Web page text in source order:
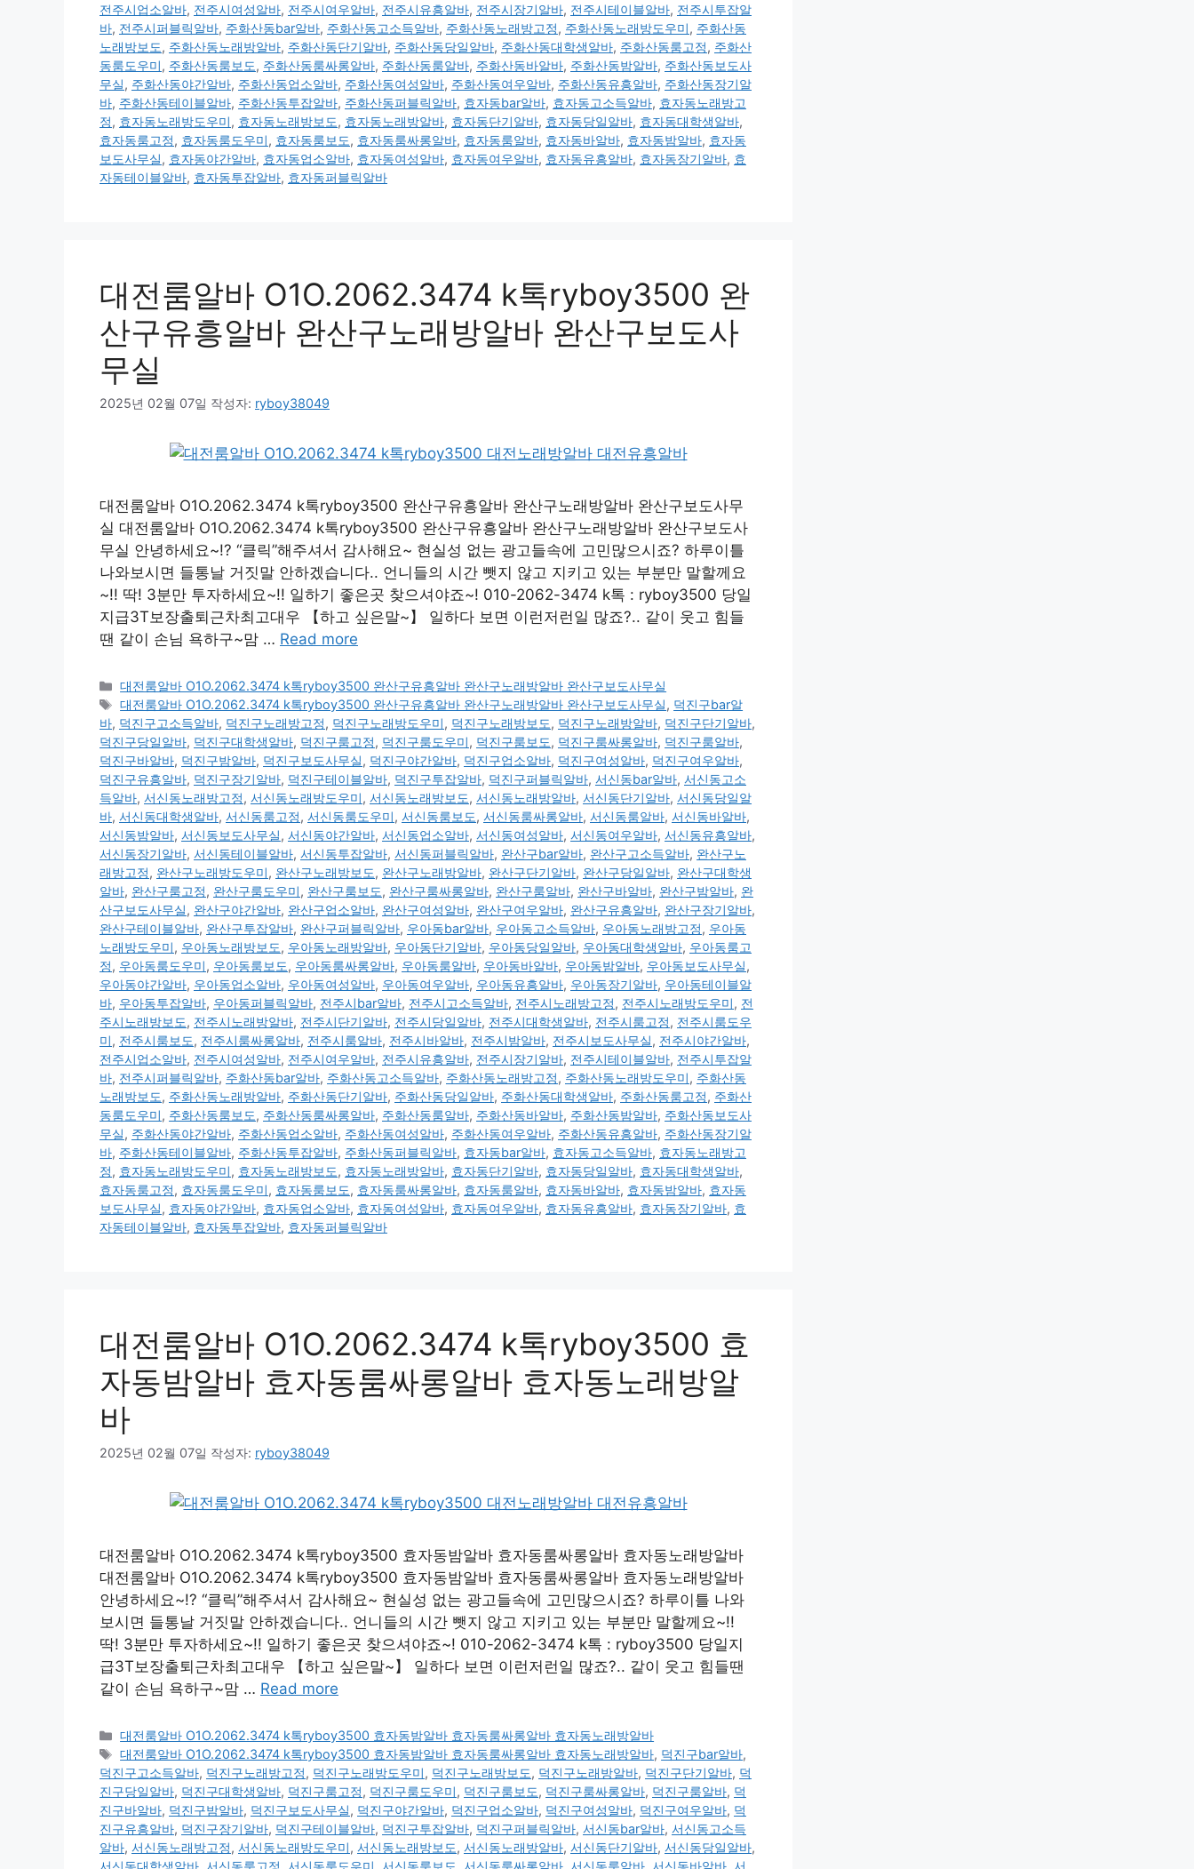
전주시업소알바, 전주시여성알바, 전주시여우알바, 전주시유흥알바, 전주시장기알바, 전주시테이블알바, 전주시투잡알
바, 전주시퍼블릭알바, 주화산동bar알바, 주화산동고소득알바, 주화산동노래방고정, 주화산동노래방도우미, 주화산동
노래방보도, 주화산동노래방알바, 주화산동단기알바, 주화산동당일알바, 주화산동대학생알바, 주화산동룸고정, 주화산
동룸도우미, 주화산동룸보도, 주화산동룸싸롱알바, 주화산동룸알바, 주화산동바알바, 주화산동밤알바, 주화산동보도사
무실, 주화산동야간알바, 주화산동업소알바, 주화산동여성알바, 주화산동여우알바, 주화산동유흥알바, 주화산동장기알
바, 주화산동테이블알바, 주화산동투잡알바, 주화산동퍼블릭알바, 효자동bar알바, 효자동고소득알바, 효자동노래방고
정, 효자동노래방도우미, 효자동노래방보도, 효자동노래방알바, 효자동단기알바, 효자동당일알바, 효자동대학생알바,
효자동룸고정, 효자동룸도우미, 효자동룸보도, 효자동룸싸롱알바, 효자동룸알바, 효자동바알바, 효자동밤알바, 효자동
보도사무실, 효자동야간알바, 효자동업소알바, 효자동여성알바, 효자동여우알바, 효자동유흥알바, 효자동장기알바, 효
자동테이블알바, 효자동투잡알바, 효자동퍼블릭알바
대전룸알바 O1O.2062.3474 k톡ryboy3500 완
산구유흥알바 완산구노래방알바 완산구보도사
무실
2025년 02월 07일 작성자: ryboy38049
대전룸알바 O1O.2062.3474 k톡ryboy3500 완산구유흥알바 완산구노래방알바 완산구보도사무
실 대전룸알바 O1O.2062.3474 k톡ryboy3500 완산구유흥알바 완산구노래방알바 완산구보도사
무실 안녕하세요~!? “클릭”해주셔서 감사해요~ 현실성 없는 광고들속에 고민많으시죠? 하루이틀
나와보시면 들통날 거짓말 안하겠습니다.. 언니들의 시간 뺏지 않고 지키고 있는 부분만 말할께요
~!! 딱! 3분만 투자하세요~!! 일하기 좋은곳 찾으셔야죠~! 010-2062-3474 k톡 : ryboy3500 당일
지급3T보장출퇴근차최고대우 【하고 싶은말~】 일하다 보면 이런저런일 많죠?.. 같이 웃고 힘들
땐 같이 손님 욕하구~맘 … Read more
카
테
고
리
대전룸알바 O1O.2062.3474 k톡ryboy3500 완산구유흥알바 완산구노래방알바 완산구보도사무실
태
그
대전룸알바 O1O.2062.3474 k톡ryboy3500 완산구유흥알바 완산구노래방알바 완산구보도사무실, 덕진구bar알
바, 덕진구고소득알바, 덕진구노래방고정, 덕진구노래방도우미, 덕진구노래방보도, 덕진구노래방알바, 덕진구단기알바,
덕진구당일알바, 덕진구대학생알바, 덕진구룸고정, 덕진구룸도우미, 덕진구룸보도, 덕진구룸싸롱알바, 덕진구룸알바,
덕진구바알바, 덕진구밤알바, 덕진구보도사무실, 덕진구야간알바, 덕진구업소알바, 덕진구여성알바, 덕진구여우알바,
덕진구유흥알바, 덕진구장기알바, 덕진구테이블알바, 덕진구투잡알바, 덕진구퍼블릭알바, 서신동bar알바, 서신동고소
득알바, 서신동노래방고정, 서신동노래방도우미, 서신동노래방보도, 서신동노래방알바, 서신동단기알바, 서신동당일알
바, 서신동대학생알바, 서신동룸고정, 서신동룸도우미, 서신동룸보도, 서신동룸싸롱알바, 서신동룸알바, 서신동바알바,
서신동밤알바, 서신동보도사무실, 서신동야간알바, 서신동업소알바, 서신동여성알바, 서신동여우알바, 서신동유흥알바,
서신동장기알바, 서신동테이블알바, 서신동투잡알바, 서신동퍼블릭알바, 완산구bar알바, 완산구고소득알바, 완산구노
래방고정, 완산구노래방도우미, 완산구노래방보도, 완산구노래방알바, 완산구단기알바, 완산구당일알바, 완산구대학생
알바, 완산구룸고정, 완산구룸도우미, 완산구룸보도, 완산구룸싸롱알바, 완산구룸알바, 완산구바알바, 완산구밤알바, 완
산구보도사무실, 완산구야간알바, 완산구업소알바, 완산구여성알바, 완산구여우알바, 완산구유흥알바, 완산구장기알바,
완산구테이블알바, 완산구투잡알바, 완산구퍼블릭알바, 우아동bar알바, 우아동고소득알바, 우아동노래방고정, 우아동
노래방도우미, 우아동노래방보도, 우아동노래방알바, 우아동단기알바, 우아동당일알바, 우아동대학생알바, 우아동룸고
정, 우아동룸도우미, 우아동룸보도, 우아동룸싸롱알바, 우아동룸알바, 우아동바알바, 우아동밤알바, 우아동보도사무실,
우아동야간알바, 우아동업소알바, 우아동여성알바, 우아동여우알바, 우아동유흥알바, 우아동장기알바, 우아동테이블알
바, 우아동투잡알바, 우아동퍼블릭알바, 전주시bar알바, 전주시고소득알바, 전주시노래방고정, 전주시노래방도우미, 전
주시노래방보도, 전주시노래방알바, 전주시단기알바, 전주시당일알바, 전주시대학생알바, 전주시룸고정, 전주시룸도우
미, 전주시룸보도, 전주시룸싸롱알바, 전주시룸알바, 전주시바알바, 전주시밤알바, 전주시보도사무실, 전주시야간알바,
전주시업소알바, 전주시여성알바, 전주시여우알바, 전주시유흥알바, 전주시장기알바, 전주시테이블알바, 전주시투잡알
바, 전주시퍼블릭알바, 주화산동bar알바, 주화산동고소득알바, 주화산동노래방고정, 주화산동노래방도우미, 주화산동
노래방보도, 주화산동노래방알바, 주화산동단기알바, 주화산동당일알바, 주화산동대학생알바, 주화산동룸고정, 주화산
동룸도우미, 주화산동룸보도, 주화산동룸싸롱알바, 주화산동룸알바, 주화산동바알바, 주화산동밤알바, 주화산동보도사
무실, 주화산동야간알바, 주화산동업소알바, 주화산동여성알바, 주화산동여우알바, 주화산동유흥알바, 주화산동장기알
바, 주화산동테이블알바, 주화산동투잡알바, 주화산동퍼블릭알바, 효자동bar알바, 효자동고소득알바, 효자동노래방고
정, 효자동노래방도우미, 효자동노래방보도, 효자동노래방알바, 효자동단기알바, 효자동당일알바, 효자동대학생알바,
효자동룸고정, 효자동룸도우미, 효자동룸보도, 효자동룸싸롱알바, 효자동룸알바, 효자동바알바, 효자동밤알바, 효자동
보도사무실, 효자동야간알바, 효자동업소알바, 효자동여성알바, 효자동여우알바, 효자동유흥알바, 효자동장기알바, 효
자동테이블알바, 효자동투잡알바, 효자동퍼블릭알바
대전룸알바 O1O.2062.3474 k톡ryboy3500 효
자동밤알바 효자동룸싸롱알바 효자동노래방알
바
2025년 02월 07일 작성자: ryboy38049
대전룸알바 O1O.2062.3474 k톡ryboy3500 효자동밤알바 효자동룸싸롱알바 효자동노래방알바
대전룸알바 O1O.2062.3474 k톡ryboy3500 효자동밤알바 효자동룸싸롱알바 효자동노래방알바
안녕하세요~!? “클릭”해주셔서 감사해요~ 현실성 없는 광고들속에 고민많으시죠? 하루이틀 나와
보시면 들통날 거짓말 안하겠습니다.. 언니들의 시간 뺏지 않고 지키고 있는 부분만 말할께요~!!
딱! 3분만 투자하세요~!! 일하기 좋은곳 찾으셔야죠~! 010-2062-3474 k톡 : ryboy3500 당일지
급3T보장출퇴근차최고대우 【하고 싶은말~】 일하다 보면 이런저런일 많죠?.. 같이 웃고 힘들땐
같이 손님 욕하구~맘 … Read more
카
테
고
리
대전룸알바 O1O.2062.3474 k톡ryboy3500 효자동밤알바 효자동룸싸롱알바 효자동노래방알바
태
그
대전룸알바 O1O.2062.3474 k톡ryboy3500 효자동밤알바 효자동룸싸롱알바 효자동노래방알바, 덕진구bar알바,
덕진구고소득알바, 덕진구노래방고정, 덕진구노래방도우미, 덕진구노래방보도, 덕진구노래방알바, 덕진구단기알바, 덕
진구당일알바, 덕진구대학생알바, 덕진구룸고정, 덕진구룸도우미, 덕진구룸보도, 덕진구룸싸롱알바, 덕진구룸알바, 덕
진구바알바, 덕진구밤알바, 덕진구보도사무실, 덕진구야간알바, 덕진구업소알바, 덕진구여성알바, 덕진구여우알바, 덕
진구유흥알바, 덕진구장기알바, 덕진구테이블알바, 덕진구투잡알바, 덕진구퍼블릭알바, 서신동bar알바, 서신동고소득
알바, 서신동노래방고정, 서신동노래방도우미, 서신동노래방보도, 서신동노래방알바, 서신동단기알바, 서신동당일알바,